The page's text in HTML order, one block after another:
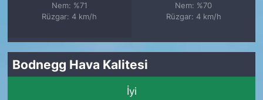
Nem: %71
Rüzgar: 4 km/h
Nem: %70
Rüzgar: 4 km/h
Bodnegg Hava Kalitesi
İyi